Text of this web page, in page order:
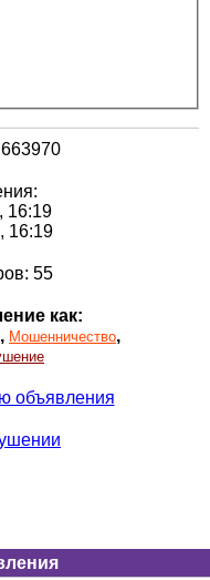
16:19
16:19
55
как:
, Мошенничество,
объявления